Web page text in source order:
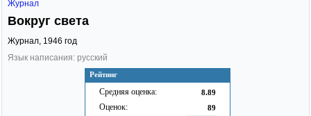
Рейтинг
Средняя оценка: 8.89
Оценок: 89
Журнал
Вокруг света
Журнал, 1946 год
Язык написания: русский